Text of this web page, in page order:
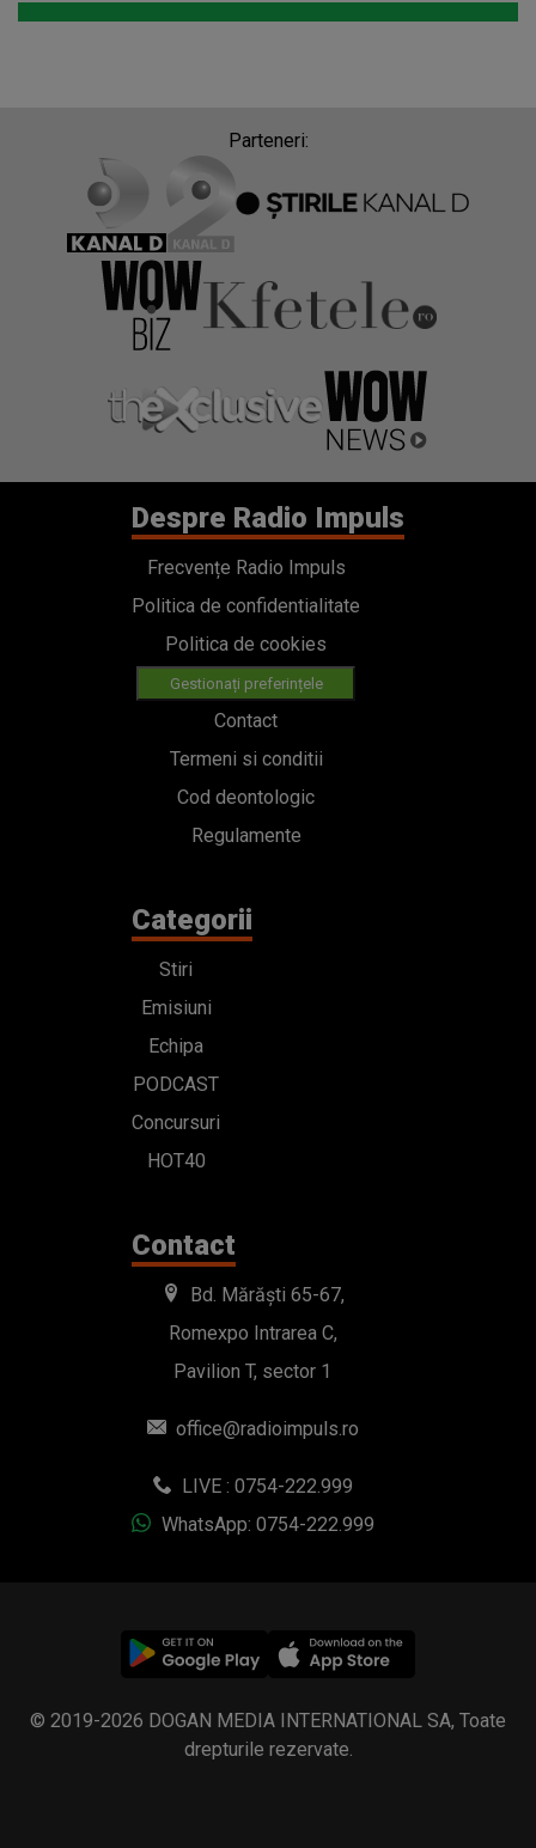
Parteneri:
Despre Radio Impuls
Frecvențe Radio Impuls
Politica de confidentialitate
Politica de cookies
Gestionați preferințele
Contact
Termeni si conditii
Cod deontologic
Regulamente
Categorii
Stiri
Emisiuni
Echipa
PODCAST
Concursuri
HOT40
Contact
Bd. Mărăști 65-67,
Romexpo Intrarea C,
Pavilion T, sector 1
office@radioimpuls.ro
LIVE : 0754-222.999
WhatsApp: 0754-222.999
© 2019-2026 DOGAN MEDIA INTERNATIONAL SA, Toate
drepturile rezervate.